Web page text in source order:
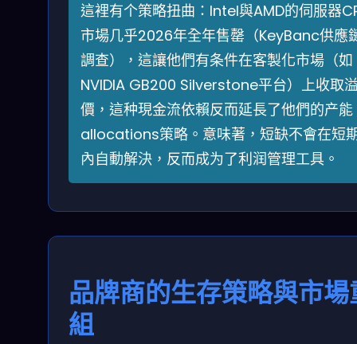
這裡有个策略扭曲：Intel與AMD的伺服器
市場几乎2026年全年售罄（KeyBanc供應
調查），這讓他們有条件在客製化市場（如
NVIDIA GB200 Silverstone平台）上收取
價，這种現金流依賴反而延長了他們的产能
allocations策略。意味著，短缺不會在短
內自動解決，反而成为了利润管理工具。
品牌商的生存策略與市場
組